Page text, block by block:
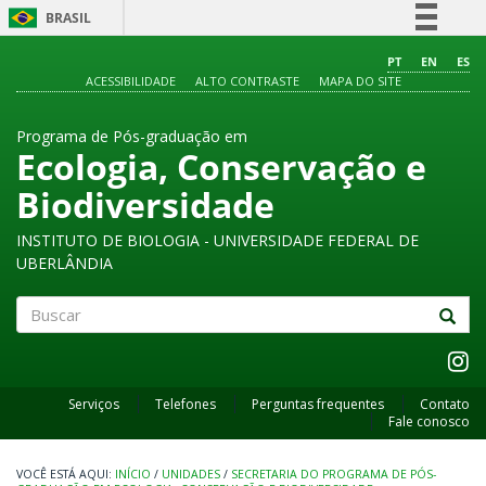
BRASIL
Comunica BR
Acesso à informação
Legislação
PT EN
ES
ACESSIBILIDADE
ALTO CONTRASTE MAPA DO SITE
Programa de Pós-graduação em
Ecologia, Conservação e
Biodiversidade
INSTITUTO DE BIOLOGIA - UNIVERSIDADE FEDERAL DE
UBERLÂNDIA
Serviços Telefones Perguntas frequentes
Contato
Fale conosco
INÍCIO / UNIDADES / SECRETARIA DO PROGRAMA DE PÓS-